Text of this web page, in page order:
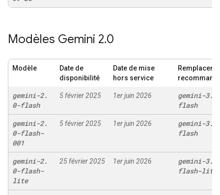
Modèles Gemini 2.0
Modèle
Date de
disponibilité
Date de mise
hors service
gemini-2.
0-flash
5 février 2025 1er juin 2026 gemini-3.
flash
gemini-2.
0-flash-
001
5 février 2025 1er juin 2026 gemini-3.
flash
gemini-2.
0-flash-
lite
25 février 2025 1er juin 2026 gemini-3.
flash-lite